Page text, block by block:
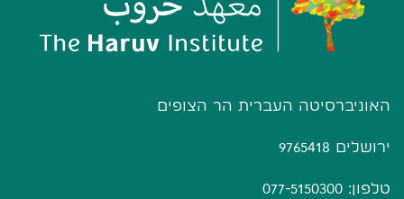
האוניברסיטה העברית הר הצופים
ירושלים 9765418
טלפון: 077-5150300